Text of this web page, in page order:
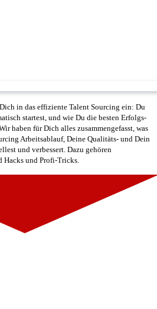
in das effiziente Talent Sourcing ein: Du
startest, und wie Du die besten Erfolgs-
haben für Dich alles zusammengefasst, was
Arbeitsablauf, Deine Qualitäts- und Dein
und verbessert. Dazu gehören
Hacks und Profi-Tricks.